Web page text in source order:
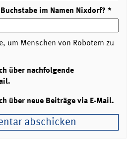
im Namen Nixdorf? *
um Menschen von Robotern zu
über nachfolgende
über neue Beiträge via E-Mail.